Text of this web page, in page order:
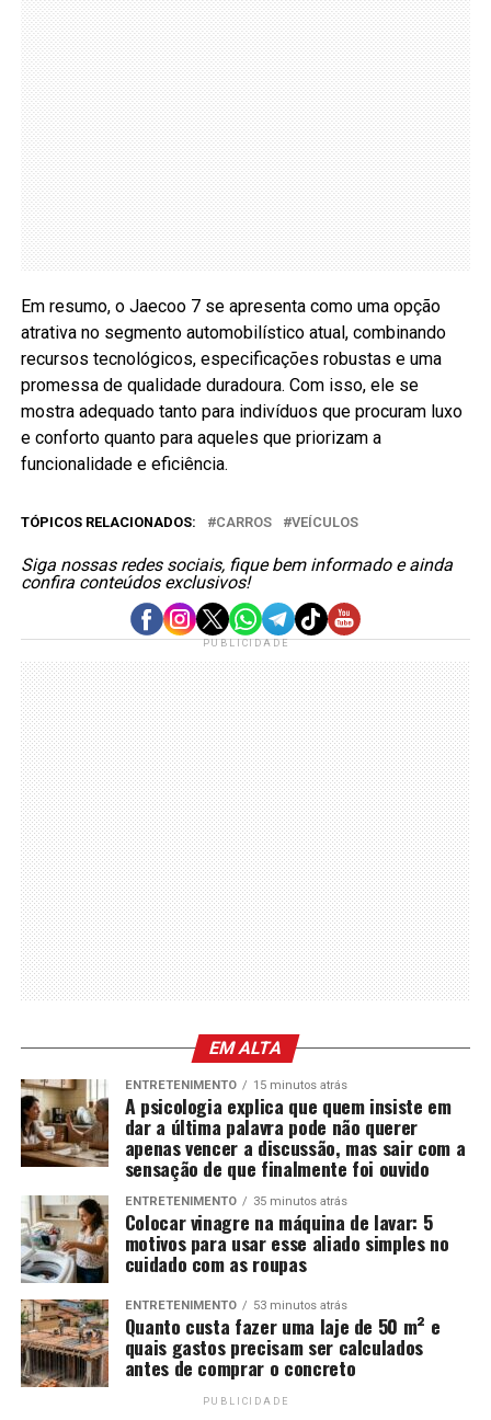
Em resumo, o Jaecoo 7 se apresenta como uma opção
atrativa no segmento automobilístico atual, combinando
recursos tecnológicos, especificações robustas e uma
promessa de qualidade duradoura. Com isso, ele se
mostra adequado tanto para indivíduos que procuram luxo
e conforto quanto para aqueles que priorizam a
funcionalidade e eficiência.
TÓPICOS RELACIONADOS: CARROS VEÍCULOS
Siga nossas redes sociais, fique bem informado e ainda
confira conteúdos exclusivos!
PUBLICIDADE
EM ALTA
ENTRETENIMENTO 15 minutos atrás
A psicologia explica que quem insiste em
dar a última palavra pode não querer
apenas vencer a discussão, mas sair com a
sensação de que finalmente foi ouvido
ENTRETENIMENTO 35 minutos atrás
Colocar vinagre na máquina de lavar: 5
motivos para usar esse aliado simples no
cuidado com as roupas
ENTRETENIMENTO 53 minutos atrás
Quanto custa fazer uma laje de 50 m² e
quais gastos precisam ser calculados
antes de comprar o concreto
PUBLICIDADE